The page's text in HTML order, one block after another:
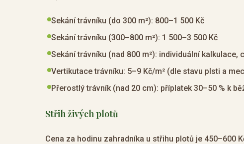
Sekání trávníku (do 300 m²): 800–1 500 Kč
Sekání trávníku (300–800 m²): 1 500–3 500 Kč
Sekání trávníku (nad 800 m²): individuální kalkulace,
Vertikutace trávníku: 5–9 Kč/m² (dle stavu plsti a
Přerostlý trávník (nad 20 cm): příplatek 30–50 % k
Střih živých plotů
Cena za hodinu zahradníka u střihu plotů je 450–600